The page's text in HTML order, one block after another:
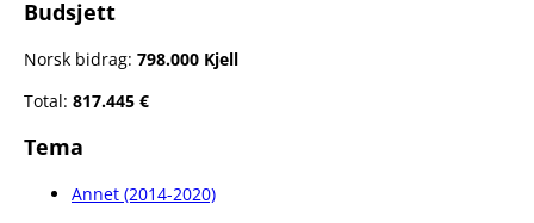
Budsjett
Norsk bidrag: 798.000 Kjell
Total: 817.445 €
Tema
Annet (2014-2020)